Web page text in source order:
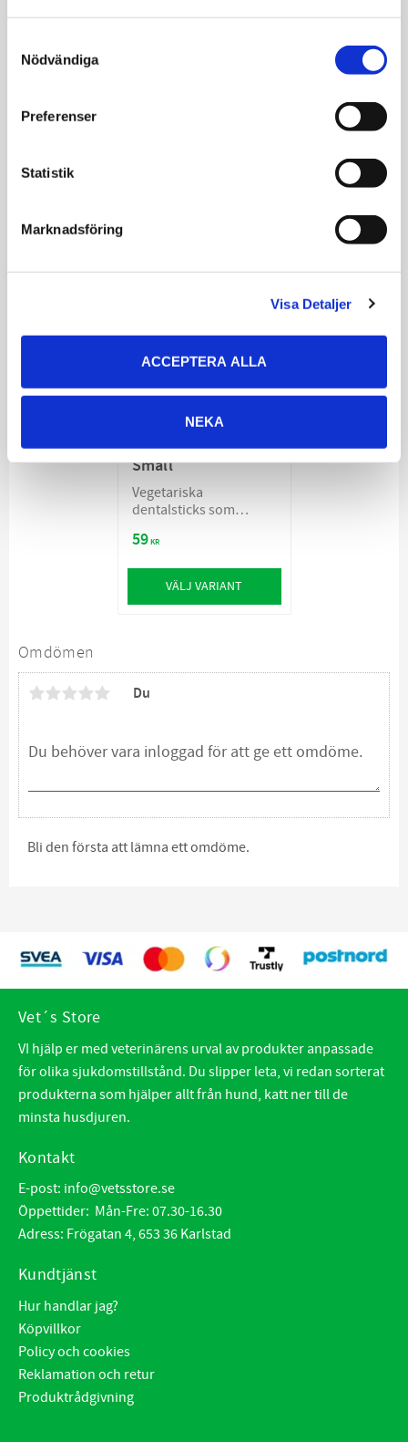
Selection
Nödvändiga
Preferenser
Statistik
Marknadsföring
Visa Detaljer
ACCEPTERA ALLA
NEKA
Förp: 14st tuggben
Rekommenderas för valpar som är minst 3 månader.
Omdömen
Du
Bli den första att lämna ett omdöme.
Monster Dental
Chew Vegetarian
Small
Vegetariska
dentalsticks som
munhälsa
59KR
VÄLJ VARIANT
Vet´s Store
VI hjälp er med veterinärens urval av produkter anpassade
för olika sjukdomstillstånd. Du slipper leta, vi redan sorterat
produkterna som hjälper allt från hund, katt ner till de
minsta husdjuren.
Kontakt
E-post: info@vetsstore.se
Öppettider: Mån-Fre: 07.30-16.30
Adress: Frögatan 4, 653 36 Karlstad
Kundtjänst
Hur handlar jag?
Köpvillkor
Policy och cookies
Reklamation och retur
Produktrådgivning